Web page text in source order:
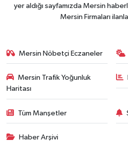
yer aldığı sayfamızda Mersin
Mersin Firmaları
Mersin Nöbetçi Eczaneler
Mersin Trafik Yoğunluk
Haritası
Tüm Manşetler
Haber Arşivi